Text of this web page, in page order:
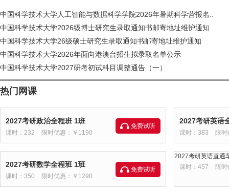
中国科学技术大学人工智能与数据科学学院2026年暑期科学营报名..
中国科学技术大学2026级博士研究生录取通知书邮寄地址维护通知
中国科学技术大学26级硕士研究生录取通知书邮寄地址维护通知
中国科学技术大学2026年面向港澳台招生拟录取名单公示
中国科学技术大学2027研考初试科目调整通告（一）
热门网课
2027考研政治全程班 1班
课时：232 限时优惠：￥1190
免费试听
2027考研英语
课时：383 限
2027考研数学全程班 1班
课时：350 限时优惠：￥1290
免费试听
2027考研英语直通
课时：457
限